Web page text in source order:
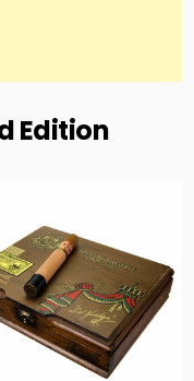
Edition
Posted
in